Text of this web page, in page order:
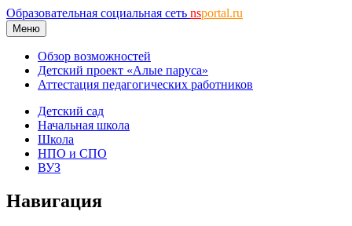
Образовательная социальная сеть nsportal.ru
Меню
Обзор возможностей
Детский проект «Алые паруса»
Аттестация педагогических работников
Детский сад
Начальная школа
Школа
НПО и СПО
ВУЗ
Навигация